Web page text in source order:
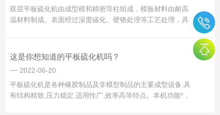
双层平板硫化机由成型模和精密导柱组成，模板材料由耐高
温材料制成。表面经过深度碳化、硬铬处理等工艺处理，具
次数、压力和温度可以任意设置。有手动和自动两种工作模
式，操作方便、可靠、...
这是你想知道的平板硫化机吗？
2022-06-20
平板硫化机是各种橡胶制品及非模型制品的主要成型设备,具
有结构精致,压力稳定,适用性广,效率高等特点。本机功能*，